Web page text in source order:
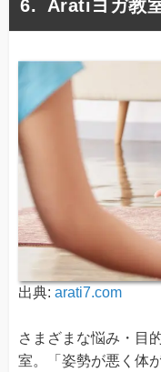
Aratiヨガ教
出典: arati7.com
さまざまな悩み・目
室。「姿勢が悪く体